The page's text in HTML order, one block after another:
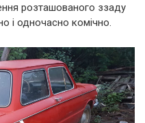
розташованого ззаду
і одночасно комічно.